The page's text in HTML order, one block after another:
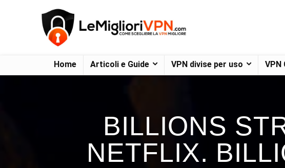
Home Articoli e Guide VPN divise per uso VPN
BILLIONS
NETFLIX.